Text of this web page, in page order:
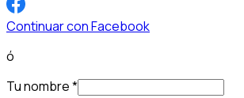
Continuar con Facebook
ó
Tu nombre*